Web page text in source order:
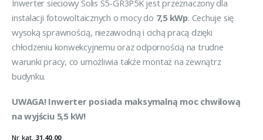
Inwerter sieciowy Solis S5-GR3P5K jest przeznaczony dla
instalacji fotowoltaicznych o mocy do 7,5 kWp. Cechuje się
wysoką sprawnością, niezawodną i cichą pracą dzięki
chłodzeniu konwekcyjnemu oraz odpornością na trudne
warunki pracy, co umożliwia także montaż na zewnątrz
budynku.
UWAGA! Inwerter posiada maksymalną moc chwilową
na wyjściu 5,5 kW!
Nr kat. 31.40.00